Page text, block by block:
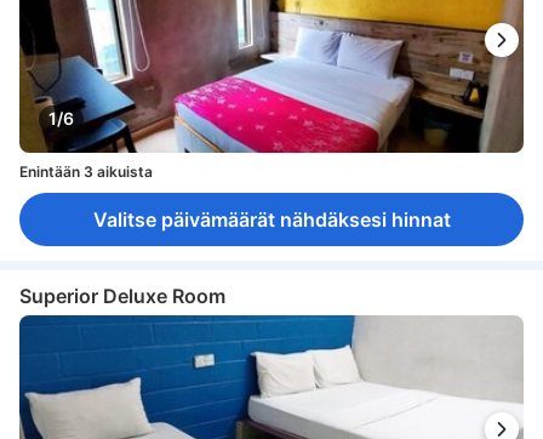
1/6
Enintään 3 aikuista
Valitse päivämäärät nähdäksesi hinnat
Superior Deluxe Room